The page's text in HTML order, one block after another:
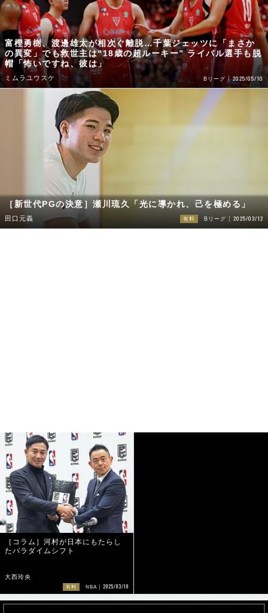
富樫勇樹、渡邊雄太が相次ぐ離脱…千葉ジェッツに「まさか
の異変」でも救世主は“18歳の超ルーキー” ライバル選手も脱
帽「怖いですね、彼は」
ミムラユウスケ Bリーグ 2025/05/10
［新世代PGの決意］瀬川琉久「光に導かれ、己を極める」
田口元義 有料 Bリーグ 2025/03/12
［コラム］河村が日本にもたらし
たパラダイムシフト
大西玲央
有料 NBA 2025/03/10